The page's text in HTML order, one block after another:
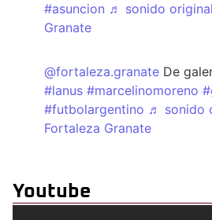
#asuncion ♬ sonido
Granate
@fortaleza.granate De
#lanus #marcelinomoreno
#futbolargentino ♬ sonido
Fortaleza Granate
Youtube